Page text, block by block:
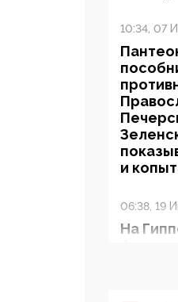
10:34, 07
и
06:38, 19
На